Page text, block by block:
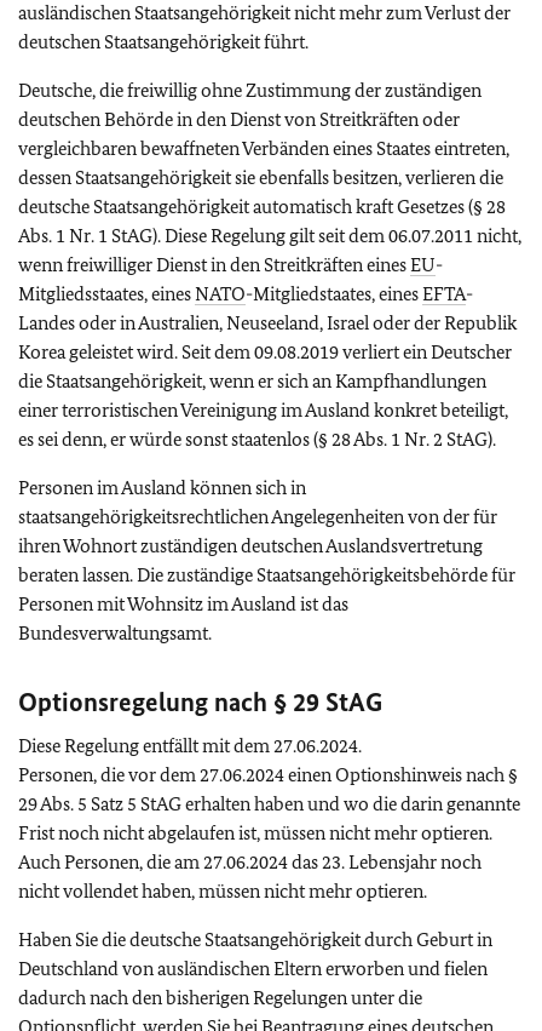
ausländischen Staatsangehörigkeit nicht mehr zum Verlust der
deutschen Staatsangehörigkeit führt.
Deutsche, die freiwillig ohne Zustimmung der zuständigen
deutschen Behörde in den Dienst von Streitkräften oder
vergleichbaren bewaffneten Verbänden eines Staates eintreten,
dessen Staatsangehörigkeit sie ebenfalls besitzen, verlieren die
deutsche Staatsangehörigkeit automatisch kraft Gesetzes (§ 28
Abs. 1 Nr. 1 StAG). Diese Regelung gilt seit dem 06.07.2011 nicht,
wenn freiwilliger Dienst in den Streitkräften einesEU-
Mitgliedsstaates, einesNATO-Mitgliedstaates, einesEFTA-
Landes oder in Australien, Neuseeland, Israel oder der Republik
Korea geleistet wird. Seit dem 09.08.2019 verliert ein Deutscher
die Staatsangehörigkeit, wenn er sich an Kampfhandlungen
einer terroristischen Vereinigung im Ausland konkret beteiligt,
es sei denn, er würde sonst staatenlos (§ 28 Abs. 1 Nr. 2 StAG).
Personen im Ausland können sich in
staatsangehörigkeitsrechtlichen Angelegenheiten von der für
ihren Wohnort zuständigen deutschen Auslandsvertretung
beraten lassen. Die zuständige Staatsangehörigkeitsbehörde für
Personen mit Wohnsitz im Ausland ist das
Bundesverwaltungsamt.
Optionsregelung nach § 29 StAG
Diese Regelung entfällt mit dem 27.06.2024.
Personen, die vor dem 27.06.2024 einen Optionshinweis nach §
29 Abs. 5 Satz 5 StAG erhalten haben und wo die darin genannte
Frist noch nicht abgelaufen ist, müssen nicht mehr optieren.
Auch Personen, die am 27.06.2024 das 23. Lebensjahr noch
nicht vollendet haben, müssen nicht mehr optieren.
Haben Sie die deutsche Staatsangehörigkeit durch Geburt in
Deutschland von ausländischen Eltern erworben und fielen
dadurch nach den bisherigen Regelungen unter die